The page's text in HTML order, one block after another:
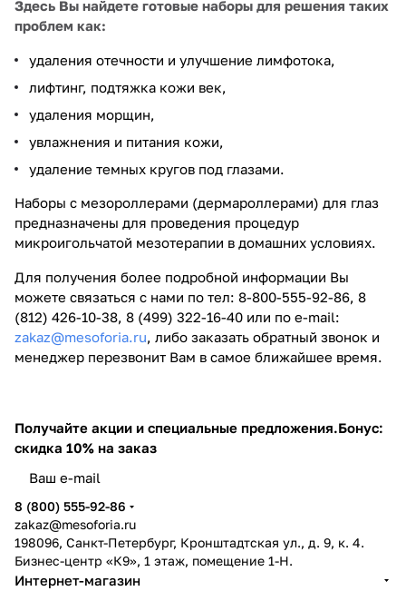
Здесь Вы найдете готовые наборы для решения таких
проблем как:
удаления отечности и улучшение лимфотока,
лифтинг, подтяжка кожи век,
удаления морщин,
увлажнения и питания кожи,
удаление темных кругов под глазами.
Наборы с мезороллерами (дермароллерами) для глаз
предназначены для проведения процедур
микроигольчатой мезотерапии в домашних условиях.
Для получения более подробной информации Вы
можете связаться с нами по тел: 8-800-555-92-86, 8
(812) 426-10-38, 8 (499) 322-16-40 или по e-mail:
zakaz@mesoforia.ru, либо заказать обратный звонок и
менеджер перезвонит Вам в самое ближайшее время.
Получайте акции и специальные предложения.Бонус:
скидка 10% на заказ
8 (800) 555-92-86
zakaz@mesoforia.ru
198096, Санкт-Петербург, Кронштадтская ул., д. 9, к. 4.
Бизнес-центр «К9», 1 этаж, помещение 1-Н.
Интернет-магазин